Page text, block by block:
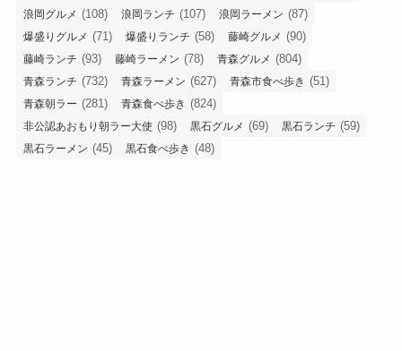
浪岡グルメ (108) 浪岡ランチ (107) 浪岡ラーメン (87)
爆盛りグルメ (71) 爆盛りランチ (58) 藤崎グルメ (90)
藤崎ランチ (93) 藤崎ラーメン (78) 青森グルメ (804)
青森ランチ (732) 青森ラーメン (627) 青森市食べ歩き (51)
青森朝ラー (281) 青森食べ歩き (824)
非公認あおもり朝ラー大使 (98) 黒石グルメ (69) 黒石ランチ (59)
黒石ラーメン (45) 黒石食べ歩き (48)